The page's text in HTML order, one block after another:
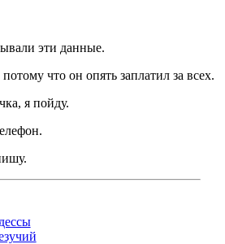
эти данные.
что он опять заплатил за всех.
я пойду.